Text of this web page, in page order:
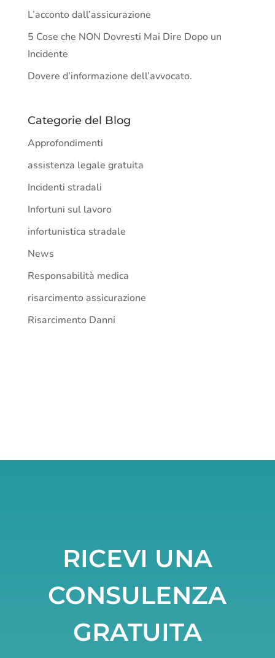
L’acconto dall’assicurazione
5 Cose che NON Dovresti Mai Dire Dopo un
Incidente
Dovere d’informazione dell’avvocato.
Categorie del Blog
Approfondimenti
assistenza legale gratuita
Incidenti stradali
Infortuni sul lavoro
infortunistica stradale
News
Responsabilità medica
risarcimento assicurazione
Risarcimento Danni
RICEVI UNA
CONSULENZA
GRATUITA